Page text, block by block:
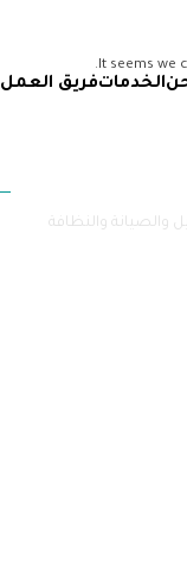
الخدماتفريق العمل
It seems we
والصيانة والنظافة